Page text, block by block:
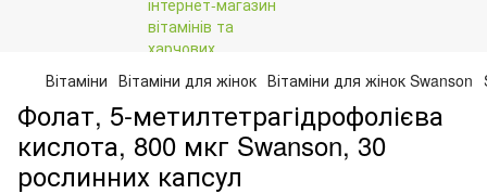
Вітаміни Вітаміни для жінок Вітаміни для жінок Swanson
Фолат, 5-метилтетрагідрофолієва
кислота, 800 мкг Swanson, 30
рослинних капсул